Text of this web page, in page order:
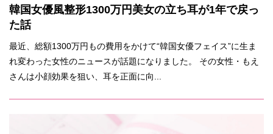
韓国女優風整形1300万円美女の立ち耳が1年で戻っ
た話
最近、総額1300万円もの費用をかけて“韓国女優フェイス”に生ま
れ変わった女性のニュースが話題になりました。 その女性・もえ
さんは小顔効果を狙い、耳を正面に向...